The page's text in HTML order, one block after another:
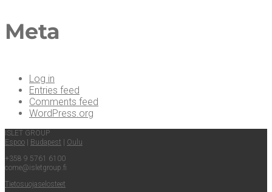
Meta
Log in
Entries feed
Comments feed
WordPress.org
ISLET GROUP
Espoo
Buda­pest
Oulu
+358 9 5761 6100
come@​isletgroup.​fi
Tie­to­suo­ja­se­los­teet